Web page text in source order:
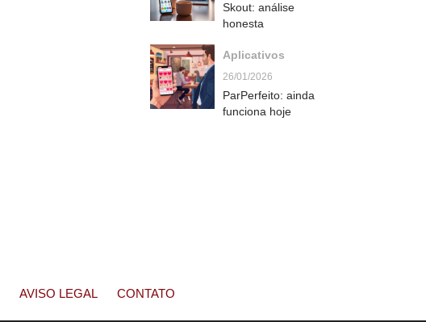
Skout: análise
honesta
Aplicativos
26/01/2026
ParPerfeito: ainda
funciona hoje
AVISO LEGAL CONTATO